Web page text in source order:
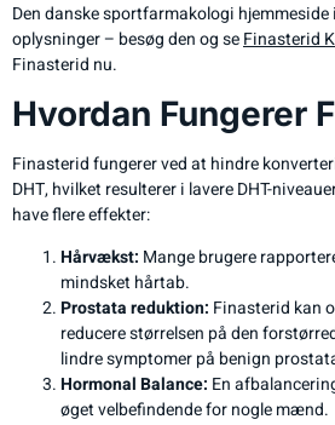
Den danske sportfarmakologi
oplysninger – besøg den og seFinasterid
Finasterid nu.
Hvordan Fungerer
Finasterid fungerer ved at hindre
DHT, hvilket resulterer i lavere DHT-
have flere effekter:
Hårvækst: Mange brugere
mindsket hårtab.
Prostata reduktion: Finasterid kan
reducere størrelsen på den
lindre symptomer på benign
Hormonal Balance: En
øget velbefindende for nogle mænd.